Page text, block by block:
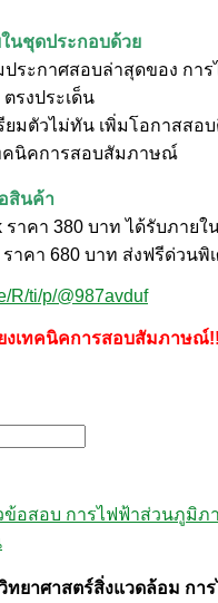
ในชุดประกอบด้วย
ระกาศสอบล่าสุดของ กา
รงประเด็น
มตัวไม่ทัน เพิ่มโอกาสสอ
คนิคการสอบสัมภาษณ์
สินค้า
ราคา 380 บาท ได้รับภายใ
าคา 680 บาท ส่งฟรีด่วนพิ
งเทคนิคการสอบสัมภาษณ์!!
ข้อสอบ การไฟฟ้าส่วนภูมิภ
ทยาศาสตร์สิ่งแวดล้อม กา